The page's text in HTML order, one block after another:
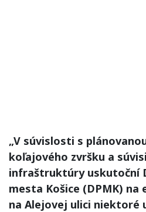
„V súvislosti s
koľajového zvršku a
infraštruktúry uskutoční
mesta Košice (DPMK)
na Alejovej ulici niektoré